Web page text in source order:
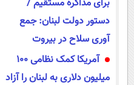
برای مذاکره مستقیم /
دستور دولت لبنان: جمع
آوری سلاح در بیروت
آمریکا کمک نظامی 100
میلیون دلاری به لبنان را آزاد